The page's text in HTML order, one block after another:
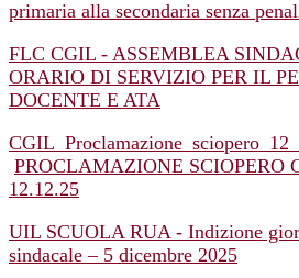
primaria alla secondaria senza
FLC CGIL - ASSEMBLEA
ORARIO DI SERVIZIO PER IL
DOCENTE E ATA
PROCLAMAZIONE SCIOPERO
12.12.25
UIL SCUOLA RUA - Indizione
sindacale – 5 dicembre 2025